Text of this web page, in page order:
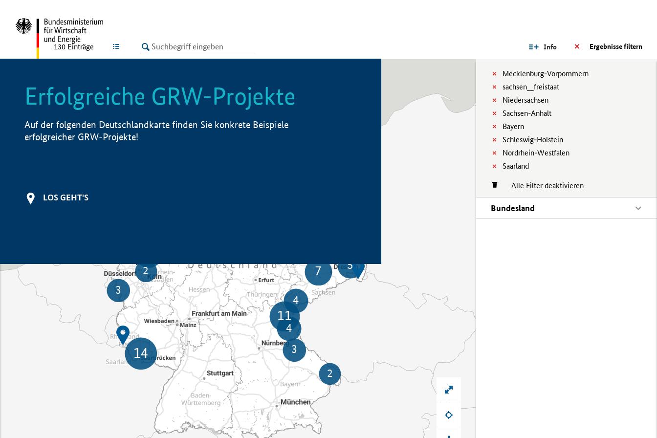
LISTE Ergebnisse filtern
Info
Mecklenburg-Vorpommern
sachsen__freistaat
Niedersachsen
Sachsen-Anhalt
Bayern
Schleswig-Holstein
Nordrhein-Westfalen
Saarland
Alle Filter deaktivieren
Bundesland
130 Einträge
Erfolgreiche GRW-Projekte
Auf der folgenden Deutschlandkarte finden Sie konkrete Beispiele
erfolgreicher GRW-Projekte!
LOS GEHT'S